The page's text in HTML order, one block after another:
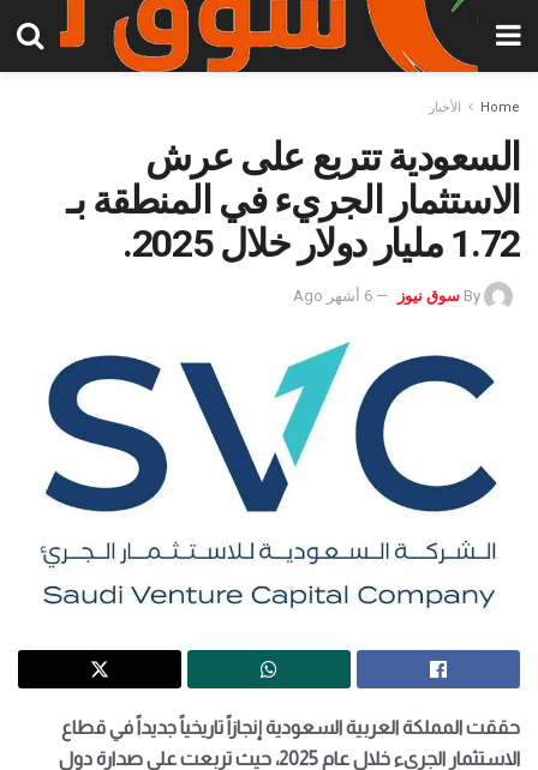
Home الأخبار
السعودية تتربع على عرش
الاستثمار الجريء في المنطقة بـ
1.72 مليار دولار خلال 2025.
By سوق نيوز 6 أشهر Ago
حققت المملكة العربية السعودية إنجازاً تاريخياً جديداً في قطاع
الاستثمار الجريء خلال عام 2025، حيث تربعت على صدارة دول